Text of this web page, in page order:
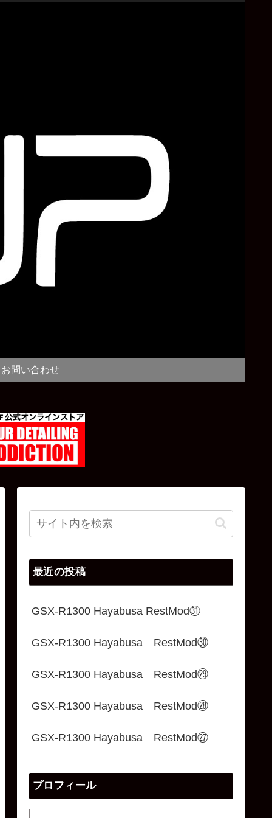
お問い合わせ
最近の投稿
GSX-R1300 Hayabusa RestMod㉛
GSX-R1300 Hayabusa RestMod㉚
GSX-R1300 Hayabusa RestMod㉙
GSX-R1300 Hayabusa RestMod㉘
GSX-R1300 Hayabusa RestMod㉗
プロフィール